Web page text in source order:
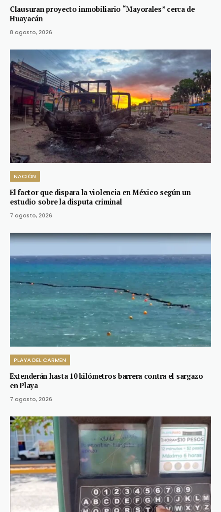
Clausuran proyecto inmobiliario “Mayorales” cerca de
Huayacán
8 agosto, 2026
NACIÓN
El factor que dispara la violencia en México según un
estudio sobre la disputa criminal
7 agosto, 2026
PLAYA DEL CARMEN
Extenderán hasta 10 kilómetros barrera contra el sargazo
en Playa
7 agosto, 2026